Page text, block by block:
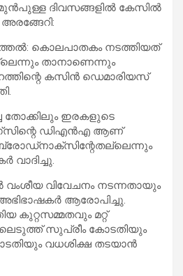
ദിവസങ്ങളിൽ കേസിൽ
കൊലപാതകം നടത്തിയത്
താനാണെന്നും
കസിൻ ഡെമാരിയസ്
ഇരകളുടെ
ഡിഎൻഎ ആണ്
വാദിച്ചു.
വിവേചനം നടന്നതായും
ആരോപിച്ചു.
കുറ്റസമ്മതവും മറ്റ്
സുപ്രീം കോടതിയും
വധശിക്ഷ തടയാൻ